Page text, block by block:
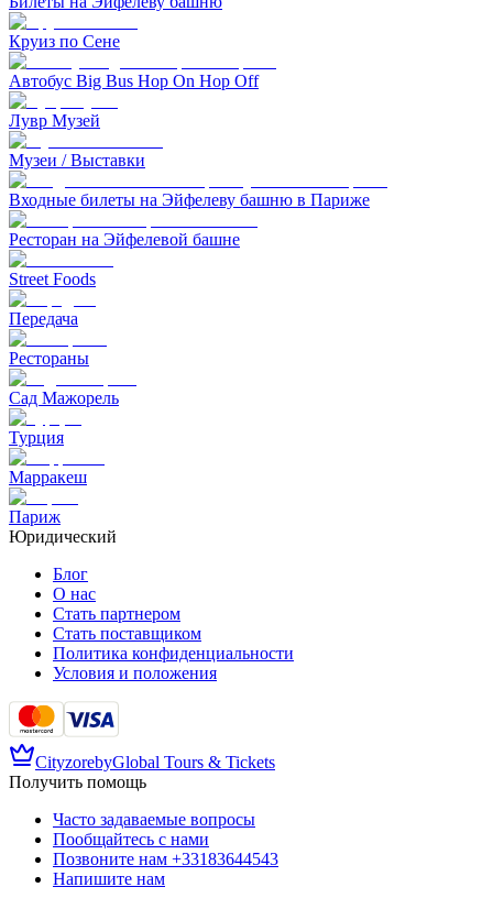
Круиз по Сене
Автобус Big Bus Hop On Hop Off
Лувр Музей
Музеи / Выставки
Входные билеты на Эйфелеву башню в Париже
Pесторан на Эйфелевой башне
Street Foods
Передача
Рестораны
Сад Мажорель
Турция
Марракеш
Париж
Юридический
Блог
О нас
Стать партнером
Стать поставщиком
Политика конфиденциальности
Условия и положения
CityzorebyGlobal Tours & Tickets
Получить помощь
Часто задаваемые вопросы
Пообщайтесь с нами
Позвоните нам +33183644543
Напишите нам